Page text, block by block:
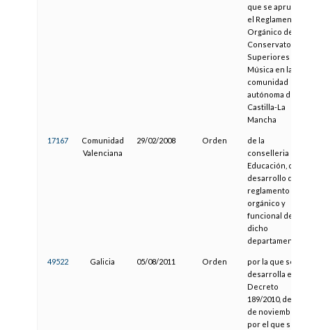
que se aprueba
el Reglamento
Orgánico de los
Conservatorios
Superiores de
Música en la
comunidad
autónoma de
Castilla-La
Mancha
17167
Comunidad
Valenciana
29/02/2008 Orden
de la
conselleria de
Educación, de
desarrollo del
reglamento
orgánico y
funcional de
dicho
departamento
49522 Galicia 05/08/2011 Orden
por la que se
desarrolla el
Decreto
189/2010, de 11
de noviembre,
por el que se